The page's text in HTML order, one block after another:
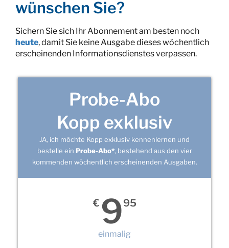
wünschen Sie?
Sichern Sie sich Ihr Abonnement am besten noch
heute, damit Sie keine Ausgabe dieses wöchentlich
erscheinenden Informationsdienstes verpassen.
Probe-Abo
Kopp exklusiv
JA, ich möchte Kopp exklusiv kennenlernen und
bestelle ein Probe-Abo*, bestehend aus den vier
kommenden wöchentlich erscheinenden Ausgaben.
€ 995
einmalig